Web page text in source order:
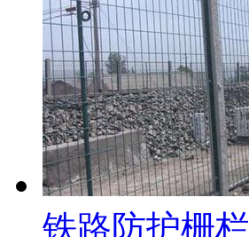
铁路防护栅栏